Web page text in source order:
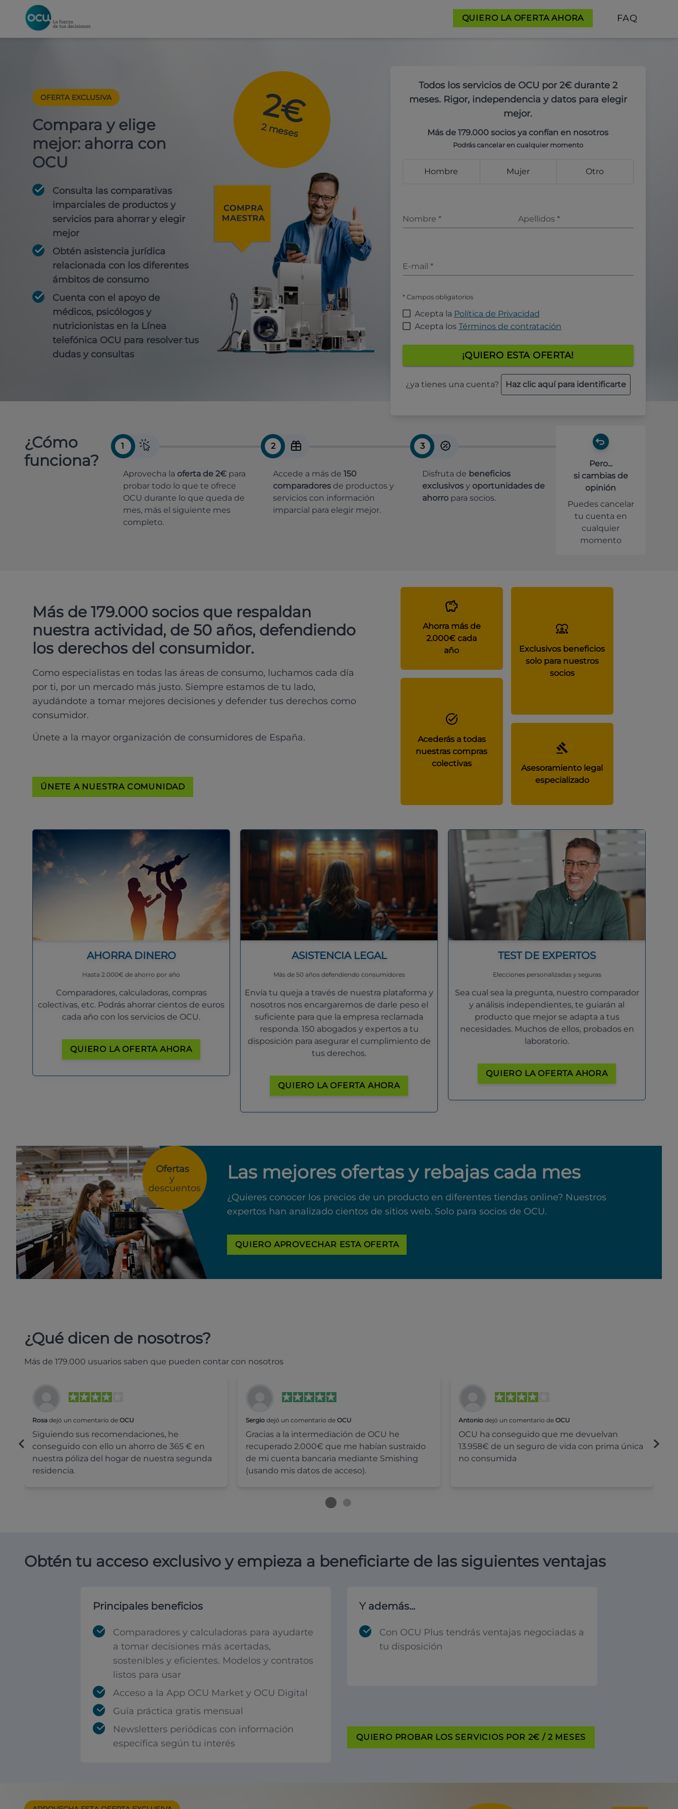
QUIERO LA OFERTA AHORA FAQ
OFERTA EXCLUSIVA
Compara y elige
mejor: ahorra con
OCU
Consulta las comparativas
imparciales de productos y
servicios para ahorrar y elegir
mejor
Obtén asistencia jurídica
relacionada con los diferentes
ámbitos de consumo
Cuenta con el apoyo de
médicos, psicólogos y
nutricionistas en la Línea
telefónica OCU para resolver tus
dudas y consultas
2€
2 meses
Todos los servicios de OCU por 2€ durante 2
meses. Rigor, independencia y datos para elegir
mejor.
Más de 179.000 socios ya confían en nosotros
Podrás cancelar en cualquier momento
Hombre Mujer Otro
Nombre * Apellidos *
E-mail *
* Campos obligatorios
Acepta la Política de Privacidad
Acepta los Términos de contratación
¡QUIERO ESTA OFERTA!
¿ya tienes una cuenta? Haz clic aquí para identificarte
¿Cómo
funciona?
1
Aprovecha la oferta de 2€ para
probar todo lo que te ofrece
OCU durante lo que queda de
mes, más el siguiente mes
completo.
2
Accede a más de 150
comparadoresde productos y
servicios con información
imparcial para elegir mejor.
3
Disfruta de beneficios
exclusivos y oportunidades de
ahorro para socios.
Pero...
si cambias de
opinión
Puedes cancelar
tu cuenta en
cualquier
momento
Más de 179.000 socios que respaldan
nuestra actividad, de 50 años, defendiendo
los derechos del consumidor.
Como especialistas en todas las áreas de consumo, luchamos cada día
por ti, por un mercado más justo. Siempre estamos de tu lado,
ayudándote a tomar mejores decisiones y defender tus derechos como
consumidor.
Únete a la mayor organización de consumidores de España.
ÚNETE A NUESTRA COMUNIDAD
Ahorra más de
2.000€ cada
año
Exclusivos beneficios
solo para nuestros
socios
Acederás a todas
nuestras compras
colectivas
Asesoramiento legal
especializado
AHORRA DINERO
Hasta 2.000€ de ahorro por año
Comparadores, calculadoras, compras
colectivas, etc. Podrás ahorrar cientos de euros
cada año con los servicios de OCU.
QUIERO LA OFERTA AHORA
ASISTENCIA LEGAL
Más de 50 años defendiendo consumidores
Envía tu queja a través de nuestra plataforma y
nosotros nos encargaremos de darle peso el
suficiente para que la empresa reclamada
responda. 150 abogados y expertos a tu
disposición para asegurar el cumplimiento de
tus derechos.
QUIERO LA OFERTA AHORA
TEST DE EXPERTOS
Elecciones personalizadas y seguras
Sea cual sea la pregunta, nuestro comparador
y análisis independientes, te guiarán al
producto que mejor se adapta a tus
necesidades. Muchos de ellos, probados en
laboratorio.
QUIERO LA OFERTA AHORA
Ofertas
y
descuentos
Las mejores ofertas y rebajas cada mes
¿Quieres conocer los precios de un producto en diferentes tiendas online? Nuestros
expertos han analizado cientos de sitios web. Solo para socios de OCU.
QUIERO APROVECHAR ESTA OFERTA
¿Qué dicen de nosotros?
Más de 179.000 usuarios saben que pueden contar con nosotros
Rosa dejó un comentario de OCU
Siguiendo sus recomendaciones, he
conseguido con ello un ahorro de 365 € en
nuestra póliza del hogar de nuestra segunda
residencia.
Sergiodejó un comentario de OCU
Gracias a la intermediación de OCU he
recuperado 2.000€ que me habían sustraido
de mi cuenta bancaria mediante Smishing
(usando mis datos de acceso).
Antonio dejó un comentario deOCU
OCU ha conseguido que me devuelvan
13.958€ de un seguro de vida con prima única
no consumida
Obtén tu acceso exclusivo y empieza a beneficiarte de las siguientes ventajas
Principales beneficios
Comparadores y calculadoras para ayudarte
a tomar decisiones más acertadas,
sostenibles y eficientes. Modelos y contratos
listos para usar
Acceso a la App OCU Market y OCU Digital
Guía práctica gratis mensual
Newsletters periódicas con información
específica según tu interés
Y además...
Con OCU Plus tendrás ventajas negociadas a
tu disposición
QUIERO PROBAR LOS SERVICIOS POR 2€ / 2 MESES